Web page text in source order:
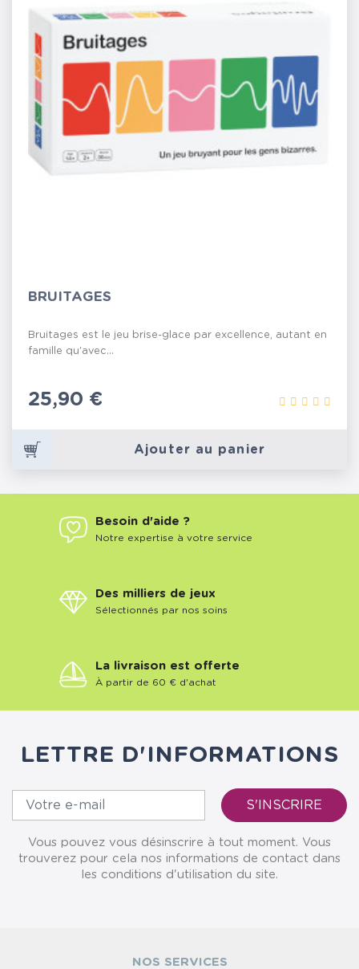
BRUITAGES
Bruitages est le jeu brise-glace par excellence, autant en
famille qu'avec...
Prix
25,90 €
Ajouter au panier
Besoin d'aide ?
Notre expertise à votre service
Des milliers de jeux
Sélectionnés par nos soins
La livraison est offerte
À partir de 60 € d'achat
LETTRE D'INFORMATIONS
Vous pouvez vous désinscrire à tout moment. Vous
trouverez pour cela nos informations de contact dans
les conditions d'utilisation du site.
NOS SERVICES